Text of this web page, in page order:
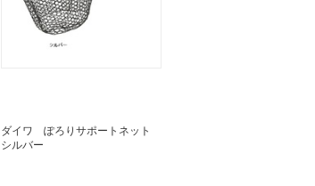
ダイワ ぽろりサポートネット
シルバー